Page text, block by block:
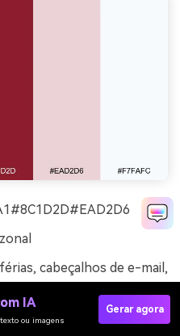
cabeçalhos de e-mail,
camadas de jeans com
IA
ou imagens
Gerar agora